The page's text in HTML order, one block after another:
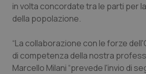
Puglia
Sardegna
Sicilia
Malattie rare
Malattia di Crohn &
Neuroscienze & patologie
in volta concordate tra le parti per
della popolazione.
“La collaborazione con le forze
di competenza della nostra
Marcello Milani “prevede l'invio di